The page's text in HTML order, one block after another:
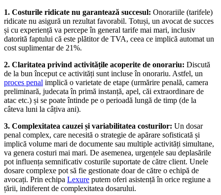
1. Costurile ridicate nu garantează succesul: Onorariile (tarifele)
ridicate nu asigură un rezultat favorabil. Totuși, un avocat de succes
și cu experiență va percepe în general tarife mai mari, inclusiv
datorită faptului că este plătitor de TVA, ceea ce implică automat un
cost suplimentar de 21%.
2. Claritatea privind activitățile acoperite de onorariu: Discută
de la bun început ce activități sunt incluse în onorariu. Astfel, un
proces penal implică o varietate de etape (urmărire penală, camera
preliminară, judecata în primă instanță, apel, căi extraordinare de
atac etc.) și se poate întinde pe o perioadă lungă de timp (de la
câteva luni la câțiva ani).
3. Complexitatea cauzei și variabilitatea costurilor: Un dosar
penal complex, care necesită o strategie de apărare sofisticată și
implică volume mari de documente sau multiple activități simultane,
va genera costuri mai mari. De asemenea, urgențele sau deplasările
pot influența semnificativ costurile suportate de către client. Unele
dosare complexe pot să fie gestionate doar de către o echipă de
avocați. Prin echipa Lexure putem oferi asistență în orice regiune a
țării, indiferent de complexitatea dosarului.